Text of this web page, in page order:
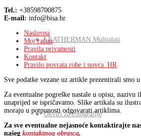
LEATHERMAN Multialati
Okviri za fotografije
Tel.: +38598700875
E-mail: info@bisa.hr
Naslovna
Moj račun
Pravila privatnosti
Kontakt
Pravilo povrata robe i novca_HR
Sve podatke vezane uz artikle prezentirali smo
Za eventualne pogreške nastale u opisu,
unaprijed se ispričavamo. Slike artikala su
moraju u potpunosti odgovarati artiklima.
Za sve eventualne nejasnoće kontaktirajte
našeg kontaktnog obrasca.